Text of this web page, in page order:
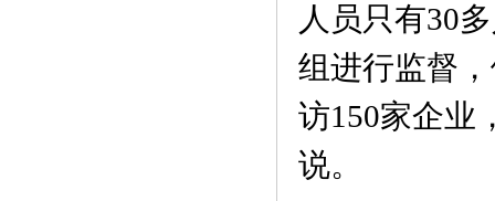
人员只有30
组进行监督
访150家企业
说。